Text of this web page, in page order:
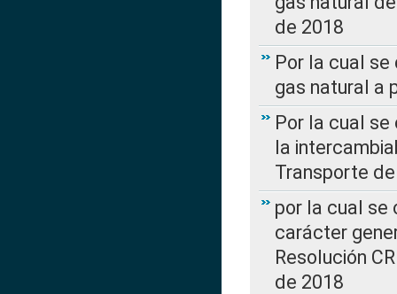
de 2018
Por la cual
gas natural a
Por la cual
la
Transporte
por la cual se
carácter
Resolución
de 2018